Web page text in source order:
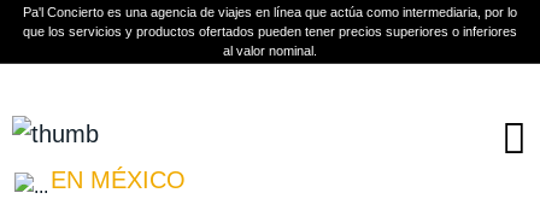
Pa'l Concierto es una agencia de viajes en línea que actúa como intermediaria, por lo
que los servicios y productos ofertados pueden tener precios superiores o inferiores
al valor nominal.
THERION
EN MÉXICO